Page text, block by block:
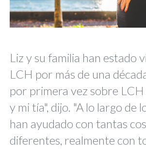
Liz y su familia han estado
LCH por más de una
por primera vez sobre LCH
y mi tía", dijo. "A lo largo de
han ayudado con tantas
diferentes, realmente con